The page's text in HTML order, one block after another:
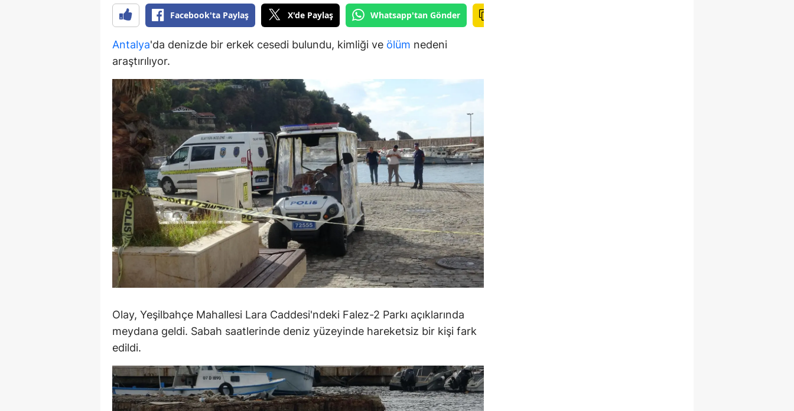
Çanakkale
Çankırı
Denizli
Diyarbakır
Edirne
Elazığ
Erzincan
Erzurum
Eskişehir
Gaziantep
Giresun
Hakkari
Isparta
Mersin
Facebook'ta Paylaş X'de Paylaş Whatsapp'tan Gönder
Antalya'da denizde bir erkek cesedi bulundu, kimliği ve ölüm nedeni
araştırılıyor.
Olay, Yeşilbahçe Mahallesi Lara Caddesi'ndeki Falez-2 Parkı açıklarında
meydana geldi. Sabah saatlerinde deniz yüzeyinde hareketsiz bir kişi fark
edildi.